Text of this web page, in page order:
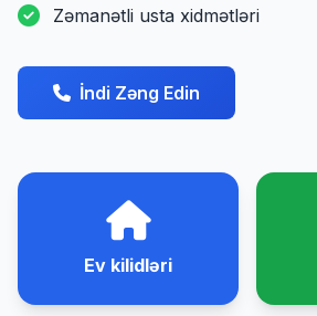
Zəmanətli usta xidmətləri
İndi Zəng Edin
Ev kilidləri